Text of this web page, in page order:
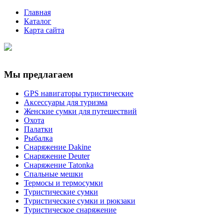
Главная
Каталог
Карта сайта
Мы предлагаем
GPS навигаторы туристические
Аксессуары для туризма
Женские сумки для путешествий
Охота
Палатки
Рыбалка
Снаряжение Dakine
Снаряжение Deuter
Снаряжение Tatonka
Спальные мешки
Термосы и термосумки
Туристические сумки
Туристические сумки и рюкзаки
Туристическое снаряжение